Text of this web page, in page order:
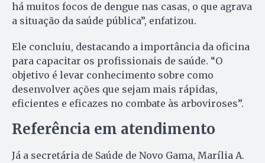
há muitos focos de dengue nas casas, o que agrava
a situação da saúde pública”, enfatizou.
Ele concluiu, destacando a importância da oficina
para capacitar os profissionais de saúde. “O
objetivo é levar conhecimento sobre como
desenvolver ações que sejam mais rápidas,
eficientes e eficazes no combate às arboviroses”.
Referência em atendimento
Já a secretária de Saúde de Novo Gama, Marília A.